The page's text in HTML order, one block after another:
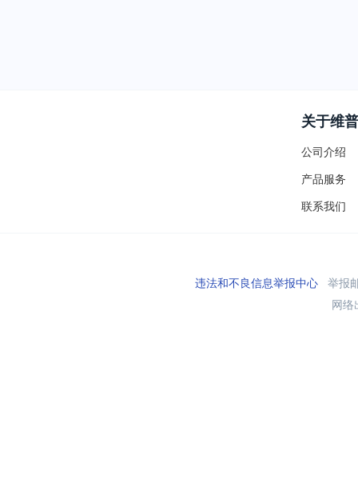
关于维普
公司介绍
产品服务
联系我们
违法和不良信息举报中心举报
网